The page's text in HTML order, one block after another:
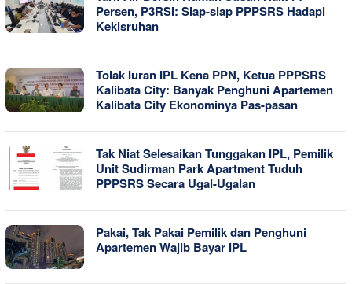
Persen, P3RSI: Siap-siap PPPSRS Hadapi
Kekisruhan
Tolak Iuran IPL Kena PPN, Ketua PPPSRS
Kalibata City: Banyak Penghuni Apartemen
Kalibata City Ekonominya Pas-pasan
Tak Niat Selesaikan Tunggakan IPL, Pemilik
Unit Sudirman Park Apartment Tuduh
PPPSRS Secara Ugal-Ugalan
Pakai, Tak Pakai Pemilik dan Penghuni
Apartemen Wajib Bayar IPL